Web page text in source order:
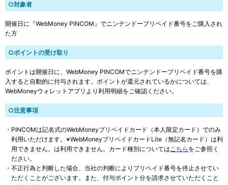
○対象者
開催日に『WebMoney PINCOM』でニンテンドープリペイド番号をご購入され
た方
○ポイントの受け取り
ポイントは開催日に、WebMoney PINCOMでニンテンドープリペイド番号を購
入すると自動的に付与されます。ポイントが還元されているかについては、
WebMoneyウォレットアプリより利用明細をご確認ください。
○注意事項
・PINCOMは記名式のWebMoneyプリペイドカード（本人限定カード）でのみ
利用いただけます。※WebMoneyプリペイドカードLite（無記名カード）は利
用できません。は利用できません。カード種別についてはこちら をご参照く
ださい。
・不正行為と判断した場合、当社の判断によりプリペイド番号を停止させてい
ただくことがございます。また、付与ポイント分を請求させていただくこと